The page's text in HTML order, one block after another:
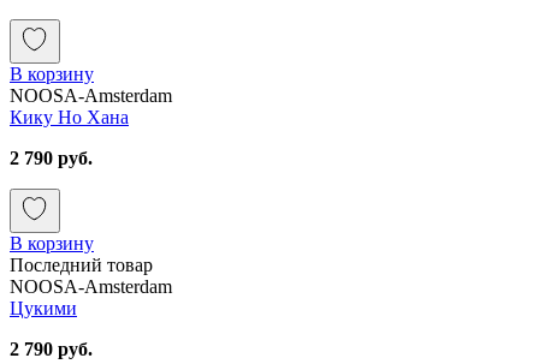
В корзину
NOOSA-Amsterdam
Кику Но Хана
2 790 руб.
В корзину
Последний товар
NOOSA-Amsterdam
Цукими
2 790 руб.